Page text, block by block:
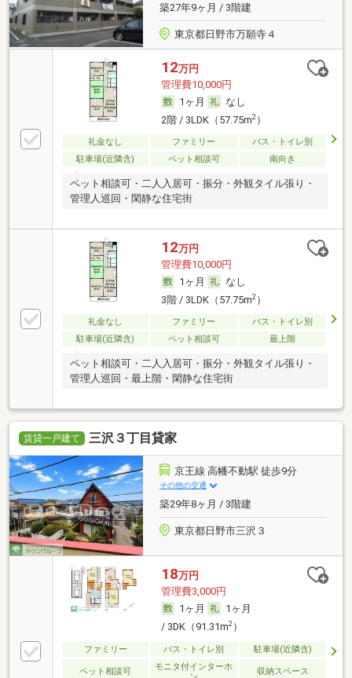
築27年9ヶ月 / 3階建
東京都日野市万願寺４
12万円
管理費10,000円
1ヶ月
なし
2階 / 3LDK（57.75m2）
礼金なし ファミリー
バス・トイレ別
駐車場(近隣含)
ペット相談可 南向き
ペット相談可・二人入居可・振分・外観タイル張り・
管理人巡回・閑静な住宅街
12万円
管理費10,000円
1ヶ月
なし
3階 / 3LDK（57.75m2）
礼金なし ファミリー
バス・トイレ別
駐車場(近隣含)
ペット相談可 最上階
ペット相談可・二人入居可・振分・外観タイル張り・
管理人巡回・最上階・閑静な住宅街
賃貸一戸建て 三沢３丁目貸家
京王線 高幡不動駅 徒歩9分
その他の交通
築29年8ヶ月 / 3階建
東京都日野市三沢３
18万円
管理費3,000円
1ヶ月
1ヶ月
/ 3DK（91.31m2）
ファミリー バス・トイレ別 駐車場(近隣含)
ペット相談可
モニタ付インターホ
収納スペース